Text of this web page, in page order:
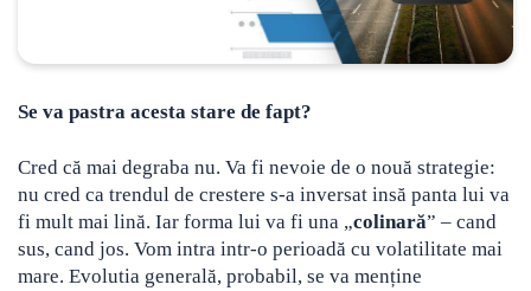
Se va pastra acesta stare de fapt?
Cred că mai degraba nu. Va fi nevoie de o nouă strategie:
nu cred ca trendul de crestere s-a inversat insă panta lui va
fi mult mai lină. Iar forma lui va fi una „colinară” – cand
sus, cand jos. Vom intra intr-o perioadă cu volatilitate mai
mare. Evolutia generală, probabil, se va menține